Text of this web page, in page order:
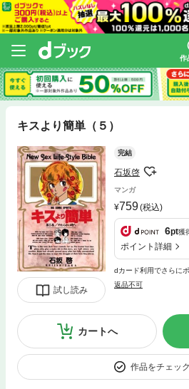
作
キスより簡単（５）
試し読み
完結
石坂啓
マンガ
759(税込)
6pt獲
ポイント詳細
dカード利用でさらに
返品不可
カートへ
作品をチェッ